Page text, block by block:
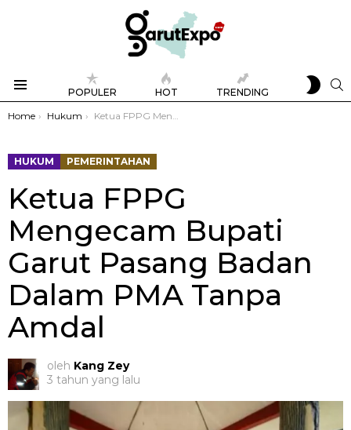
POPULER HOT TRENDING
SKIN
You are here:
Home Hukum Ketua FPPG Mengecam Bupati Garut Pasang Badan Dalam PMA Tanpa Amdal
HUKUM PEMERINTAHAN
Ketua FPPG
Mengecam Bupati
Garut Pasang Badan
Dalam PMA Tanpa
Amdal
oleh Kang Zey
3 tahun yang lalu